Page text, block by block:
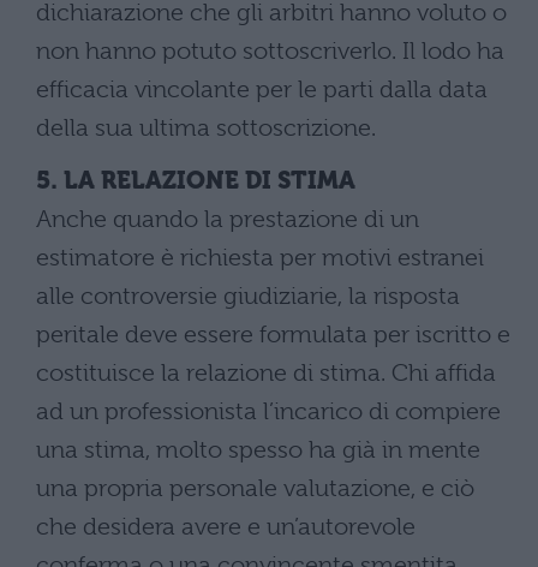
dichiarazione che gli arbitri hanno voluto o
non hanno potuto sottoscriverlo. Il lodo ha
efficacia vincolante per le parti dalla data
della sua ultima sottoscrizione.
5. LA RELAZIONE DI STIMA
Anche quando la prestazione di un
estimatore è richiesta per motivi estranei
alle controversie giudiziarie, la risposta
peritale deve essere formulata per iscritto e
costituisce la relazione di stima. Chi affida
ad un professionista l’incarico di compiere
una stima, molto spesso ha già in mente
una propria personale valutazione, e ciò
che desidera avere e un’autorevole